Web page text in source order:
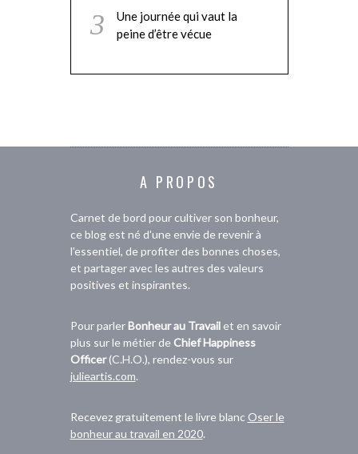
Une journée qui vaut la
peine d’être vécue
A PROPOS
Carnet de bord pour cultiver son bonheur,
ce blog est né d'une envie de revenir à
l'essentiel, de profiter des bonnes choses,
et partager avec les autres des valeurs
positives et inspirantes.
Pour parlerBonheur au Travailet en savoir
plus sur le métier deChief Happiness
Officer(C.H.O.), rendez-vous sur
julieartis.com.
Recevez gratuitement le livre blanc Oser le
bonheur au travail en 2020.